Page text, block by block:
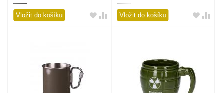
Vložit do košíku Vložit do košíku